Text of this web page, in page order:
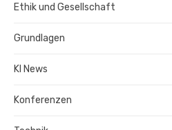
Ethik und Gesellschaft
Grundlagen
KI News
Konferenzen